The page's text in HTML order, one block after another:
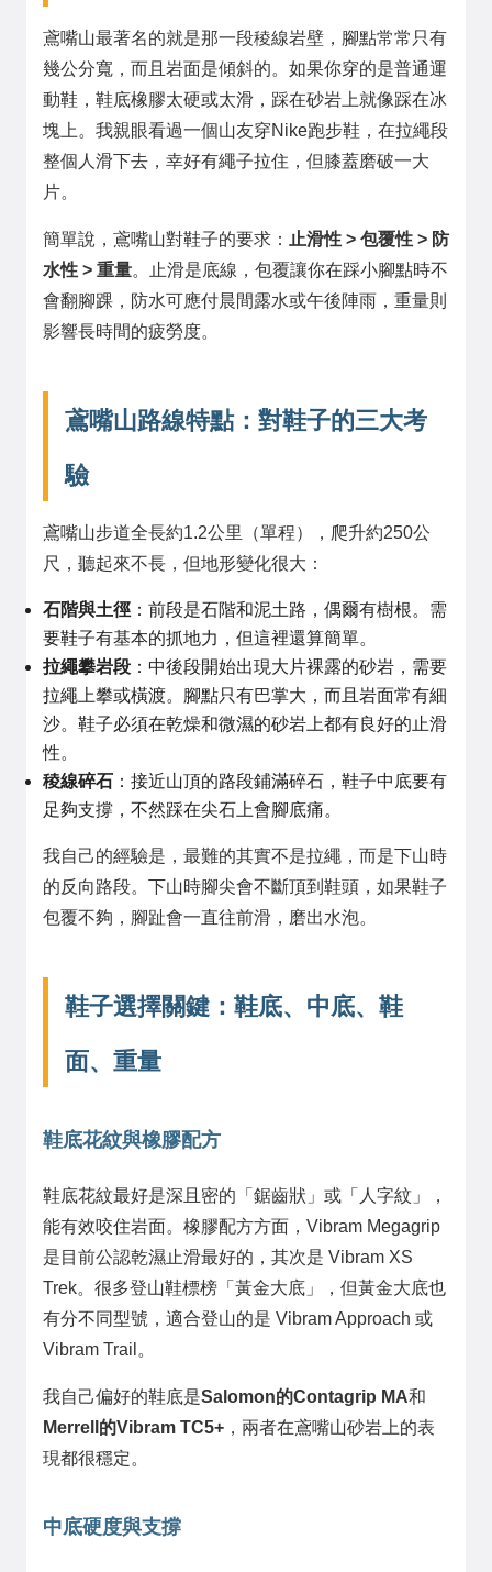
鳶嘴山最著名的就是那一段稜線岩壁，腳點常常只有
幾公分寬，而且岩面是傾斜的。如果你穿的是普通運
動鞋，鞋底橡膠太硬或太滑，踩在砂岩上就像踩在冰
塊上。我親眼看過一個山友穿Nike跑步鞋，在拉繩段
整個人滑下去，幸好有繩子拉住，但膝蓋磨破一大
片。
簡單說，鳶嘴山對鞋子的要求： 止滑性 > 包覆性 > 防
水性 > 重量。止滑是底線，包覆讓你在踩小腳點時不
會翻腳踝，防水可應付晨間露水或午後陣雨，重量則
影響長時間的疲勞度。
鳶嘴山路線特點：對鞋子的三大考
驗
鳶嘴山步道全長約1.2公里（單程），爬升約250公
尺，聽起來不長，但地形變化很大：
石階與土徑 ：前段是石階和泥土路，偶爾有樹根。需
要鞋子有基本的抓地力，但這裡還算簡單。
拉繩攀岩段 ：中後段開始出現大片裸露的砂岩，需要
拉繩上攀或橫渡。腳點只有巴掌大，而且岩面常有細
沙。鞋子必須在乾燥和微濕的砂岩上都有良好的止滑
性。
稜線碎石 ：接近山頂的路段鋪滿碎石，鞋子中底要有
足夠支撐，不然踩在尖石上會腳底痛。
我自己的經驗是，最難的其實不是拉繩，而是下山時
的反向路段。下山時腳尖會不斷頂到鞋頭，如果鞋子
包覆不夠，腳趾會一直往前滑，磨出水泡。
鞋子選擇關鍵：鞋底、中底、鞋
面、重量
鞋底花紋與橡膠配方
鞋底花紋最好是深且密的「鋸齒狀」或「人字紋」，
能有效咬住岩面。橡膠配方方面，Vibram Megagrip
是目前公認乾濕止滑最好的，其次是 Vibram XS
Trek。很多登山鞋標榜「黃金大底」，但黃金大底也
有分不同型號，適合登山的是 Vibram Approach 或
Vibram Trail。
我自己偏好的鞋底是Salomon的Contagrip MA和
Merrell的Vibram TC5+ ，兩者在鳶嘴山砂岩上的表
現都很穩定。
中底硬度與支撐